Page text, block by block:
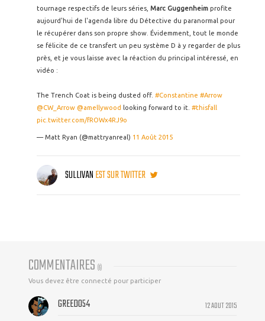
tournage respectifs de leurs séries, Marc Guggenheim profite
aujourd'hui de l'agenda libre du Détective du paranormal pour
le récupérer dans son propre show. Évidemment, tout le monde
se félicite de ce transfert un peu système D à y regarder de plus
près, et je vous laisse avec la réaction du principal intéressé, en
vidéo :
The Trench Coat is being dusted off. #Constantine #Arrow
@CW_Arrow @amellywood looking forward to it. #thisfall
pic.twitter.com/fROWx4RJ9o
— Matt Ryan (@mattryanreal) 11 Août 2015
SULLIVANEST SUR TWITTER
COMMENTAIRES (6)
Vous devez être connecté pour participer
12 AOUT 2015
GREEDO54